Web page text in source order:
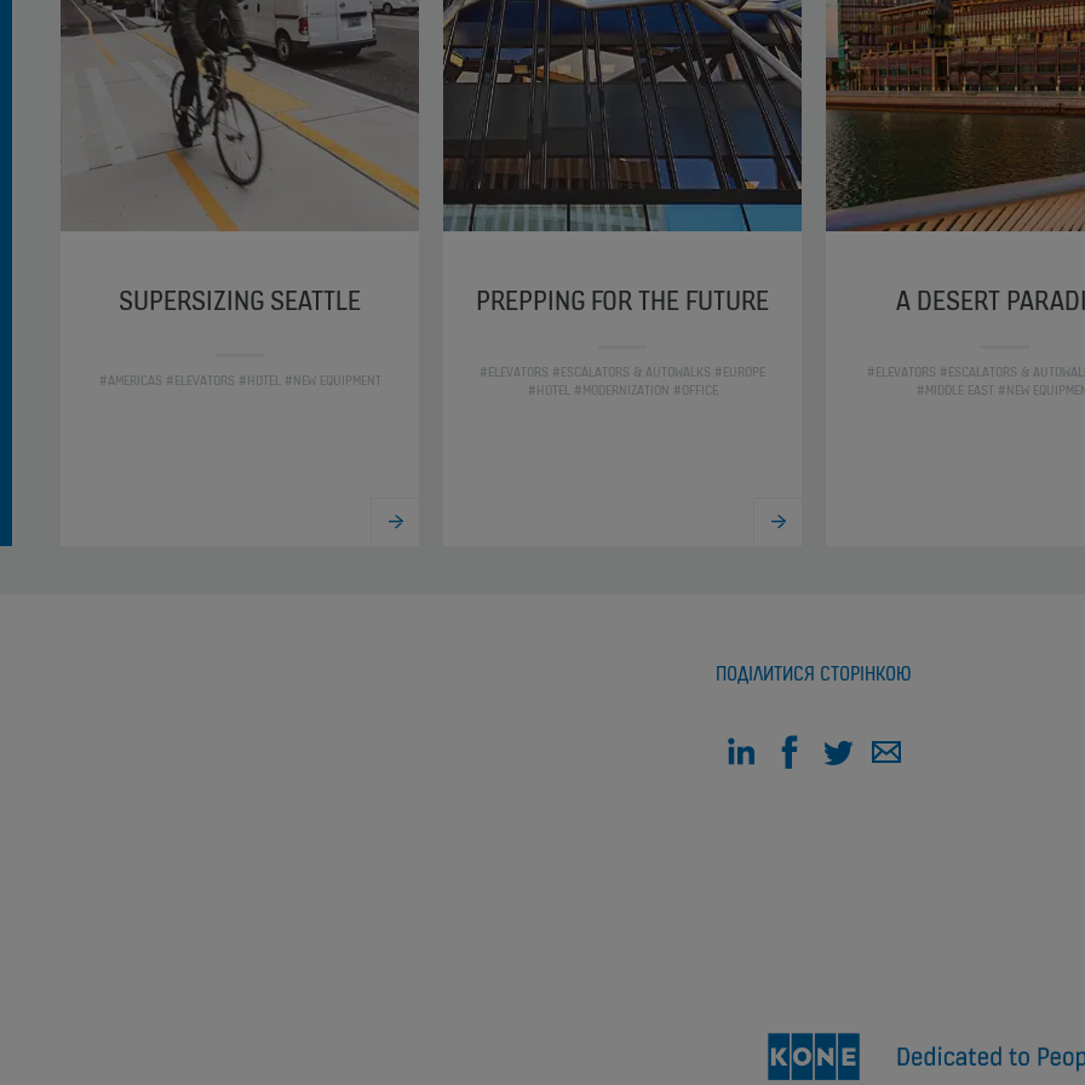
SUPERSIZING SEATTLE
#AMERICAS #ELEVATORS #HOTEL #NEW EQUIPMENT
PREPPING FOR THE FUTURE
#ELEVATORS #ESCALATORS & AUTOWALKS #EUROPE
#HOTEL #MODERNIZATION #OFFICE
A DESERT
#ELEVATORS #ESCALATORS &
#MIDDLE EAST #NEW
ПОДІЛИТИСЯ СТОРІНКОЮ